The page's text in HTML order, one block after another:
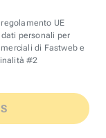
UE
personali per
di Fastweb e
#2